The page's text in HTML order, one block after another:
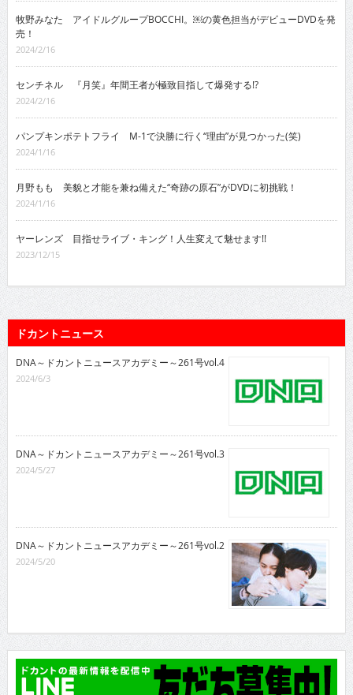
牧野みなた アイドルグループBOCCHI。￼の黄色担当がデビューDVDを発
売！
2024/2/16
センチネル 『月笑』年間王者が極致目指して爆発する!?
2024/2/16
パンプキンポテトフライ M-1で決勝に行く“理由”が見つかった(笑)
2024/1/16
月野もも 美貌と才能を兼ね備えた“奇跡の原石”がDVDに初挑戦！
2024/1/16
ヤーレンズ 目指せライブ・キング！人生変えて魅せます!!
2023/12/15
ドカントニュース
DNA～ドカントニュースアカデミー～261号vol.4
2024/6/3
DNA～ドカントニュースアカデミー～261号vol.3
2024/5/27
DNA～ドカントニュースアカデミー～261号vol.2
2024/5/20